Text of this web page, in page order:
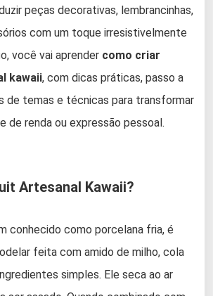
peças decorativas, lembrancinhas,
com um toque irresistivelmente
você vai aprender como criar
kawaii, com dicas práticas, passo a
de temas e técnicas para transformar
de renda ou expressão pessoal.
Artesanal Kawaii?
conhecido como porcelana fria, é
feita com amido de milho, cola
simples. Ele seca ao ar